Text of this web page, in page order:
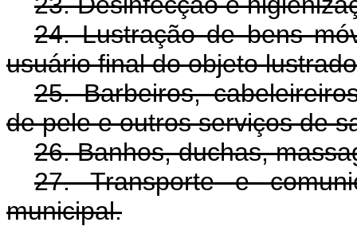
24. Lustração de bens
usuário final do objeto
25. Barbeiros,
de pele e outros serviços de
26. Banhos, duchas,
27. Transporte e
municipal.